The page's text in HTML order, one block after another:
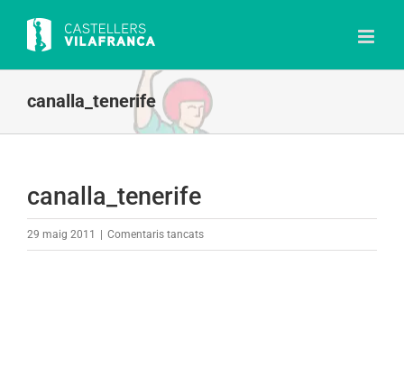
content
canalla_tenerife
canalla_tenerife
29 maig 2011 Comentaris tancatsa